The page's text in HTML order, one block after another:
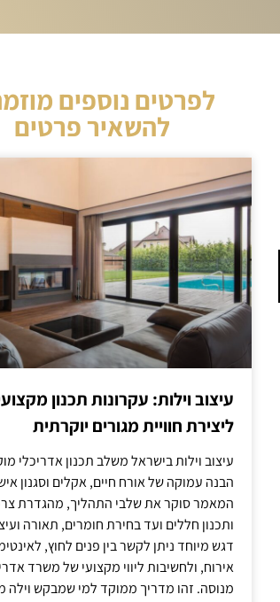
לפרטים נוספים
להשאיר פרטים
עיצוב וילות: עקרונות תכנון
ליצירת חוויית מגורים יוקרתית
עיצוב וילות בישראל משלב תכנון אדריכלי
הבנה עמוקה של אורח חיים, אקלים וסגנון
המאמר סוקר את שלבי התהליך, מהגדרת
ותכנון חללים ועד בחירת חומרים, תאורה
דגש מיוחד ניתן לקשר בין פנים לחוץ,
אירוח, ולחשיבות ליווי מקצועי של משרד
מנוסה. זהו מדריך ממוקד למי שמבקש וילה